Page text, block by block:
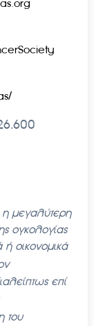
η μεγαλύτερη
ογκολογίας
οικονομικά
επί
του